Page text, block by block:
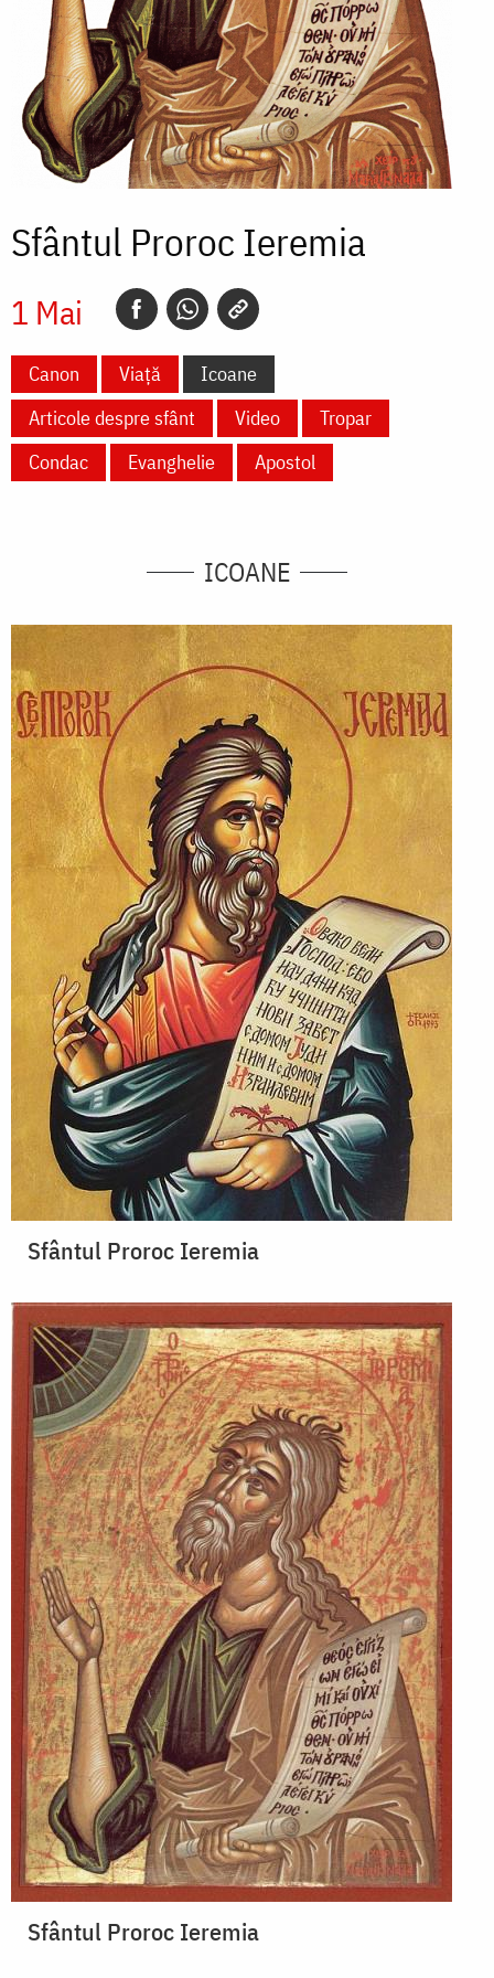
Sfântul Proroc Ieremia
1 Mai
Canon Viață
Icoane
Articole despre sfânt
Video
Tropar
Condac
Evanghelie Apostol
ICOANE
Sfântul Proroc Ieremia
Sfântul Proroc Ieremia